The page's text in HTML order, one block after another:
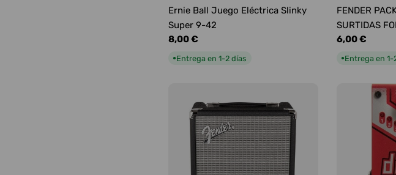
Ernie Ball Juego Eléctrica Slinky
Super 9-42
Precio
8,00 €
●Entrega en 1-2 días
FENDER
SURTIDAS
Precio
6,00 €
●Entrega en 1-